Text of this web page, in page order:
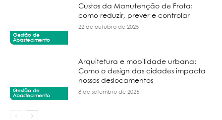
Gestão de
Abastecimento
Custos da Manutenção de Frota:
como reduzir, prever e controlar
22 de outubro de 2025
Gestão de
Abastecimento
Arquitetura e mobilidade urbana:
Como o design das cidades impacta
nossos deslocamentos
8 de setembro de 2025